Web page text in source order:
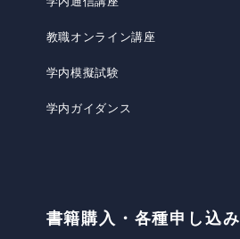
教職オンライン講座
学内模擬試験
学内ガイダンス
書籍購入・各種申し込み